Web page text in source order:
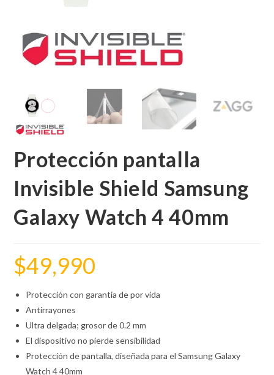
Protección pantalla
Invisible Shield Samsung
Galaxy Watch 4 40mm
$49,990
Protección con garantía de por vida
Antirrayones
Ultra delgada; grosor de 0.2 mm
El dispositivo no pierde sensibilidad
Protección de pantalla, diseñada para el Samsung Galaxy
Watch 4 40mm